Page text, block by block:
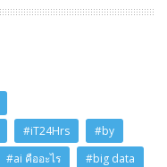
#iT24Hrs
#by
#ai คืออะไร
#big data